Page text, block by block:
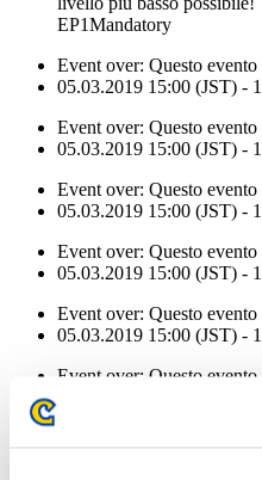
EP1Mandatory
Event over: Questo
05.03.2019 15:00 (JST) -
Event over: Questo
05.03.2019 15:00 (JST) -
Event over: Questo
05.03.2019 15:00 (JST) -
Event over: Questo
05.03.2019 15:00 (JST) -
Event over: Questo
05.03.2019 15:00 (JST) -
Event over: Questo
05.03.2019 15:00 (JST) -
Ricompense